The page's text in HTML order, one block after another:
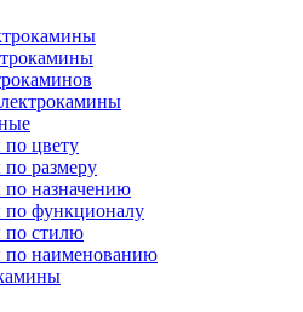
цвету
размеру
назначению
функционалу
по стилю
по наименованию